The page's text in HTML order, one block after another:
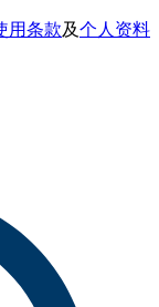
用条款及个人资料